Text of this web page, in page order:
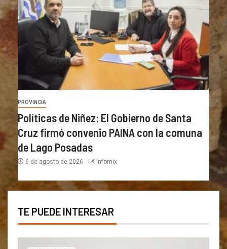
PROVINCIA
Políticas de Niñez: El Gobierno de Santa
Cruz firmó convenio PAINA con la comuna
de Lago Posadas
6 de agosto de 2026 Infomix
TE PUEDE INTERESAR